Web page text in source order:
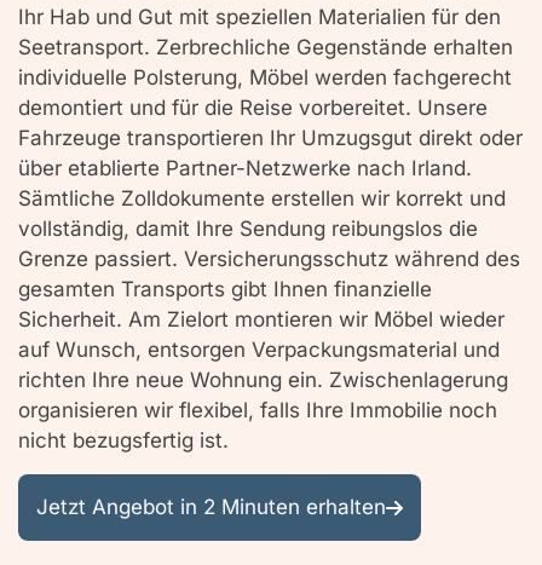
Ihr Hab und Gut mit speziellen Materialien für den
Seetransport. Zerbrechliche Gegenstände erhalten
individuelle Polsterung, Möbel werden fachgerecht
demontiert und für die Reise vorbereitet. Unsere
Fahrzeuge transportieren Ihr Umzugsgut direkt oder
über etablierte Partner-Netzwerke nach Irland.
Sämtliche Zolldokumente erstellen wir korrekt und
vollständig, damit Ihre Sendung reibungslos die
Grenze passiert. Versicherungsschutz während des
gesamten Transports gibt Ihnen finanzielle
Sicherheit. Am Zielort montieren wir Möbel wieder
auf Wunsch, entsorgen Verpackungsmaterial und
richten Ihre neue Wohnung ein. Zwischenlagerung
organisieren wir flexibel, falls Ihre Immobilie noch
nicht bezugsfertig ist.
Jetzt Angebot in 2 Minuten erhalten